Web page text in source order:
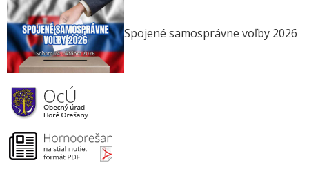
Spojené samosprávne voľby 2026